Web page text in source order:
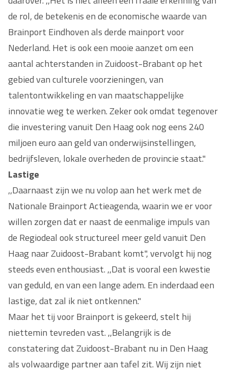
de rol, de betekenis en de economische waarde van
Brainport Eindhoven als derde mainport voor
Nederland. Het is ook een mooie aanzet om een
aantal achterstanden in Zuidoost-Brabant op het
gebied van culturele voorzieningen, van
talentontwikkeling en van maatschappelijke
innovatie weg te werken. Zeker ook omdat tegenover
die investering vanuit Den Haag ook nog eens 240
miljoen euro aan geld van onderwijsinstellingen,
bedrijfsleven, lokale overheden de provincie staat."
Lastige
,,Daarnaast zijn we nu volop aan het werk met de
Nationale Brainport Actieagenda, waarin we er voor
willen zorgen dat er naast de eenmalige impuls van
de Regiodeal ook structureel meer geld vanuit Den
Haag naar Zuidoost-Brabant komt", vervolgt hij nog
steeds even enthousiast. ,,Dat is vooral een kwestie
van geduld, en van een lange adem. En inderdaad een
lastige, dat zal ik niet ontkennen."
Maar het tij voor Brainport is gekeerd, stelt hij
niettemin tevreden vast. ,,Belangrijk is de
constatering dat Zuidoost-Brabant nu in Den Haag
als volwaardige partner aan tafel zit. Wij zijn niet